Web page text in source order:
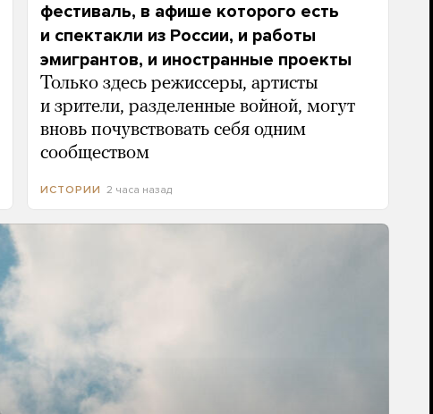
фестиваль, в афише которого есть
и спектакли из России, и работы
эмигрантов, и иностранные проекты
Только здесь режиссеры, артисты
и зрители, разделенные войной, могут
вновь почувствовать себя одним
сообществом
ИСТОРИИ 2 часа назад